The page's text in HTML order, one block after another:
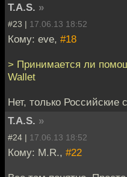
T.A.S. »
#23 | 17.06.13 18:52
Кому: eve, #18
> Принимаeтся ли
Wallet
Нет, только Российские
T.A.S. »
#24 | 17.06.13 18:52
Кому: M.R., #22